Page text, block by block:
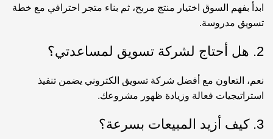
ابدأ بفهم السوق اختيار منتج مربح، ثم بناء متجر احترافي مع خطة
تسويق مدروسة.
2. هل أحتاج لشركة تسويق لمساعدتي؟
نعم، التعاون مع أفضل شركة تسويق الكتروني يضمن تنفيذ
استراتيجيات فعالة وزيادة ظهور مشروعك.
3. كيف أزيد المبيعات بسرعة؟